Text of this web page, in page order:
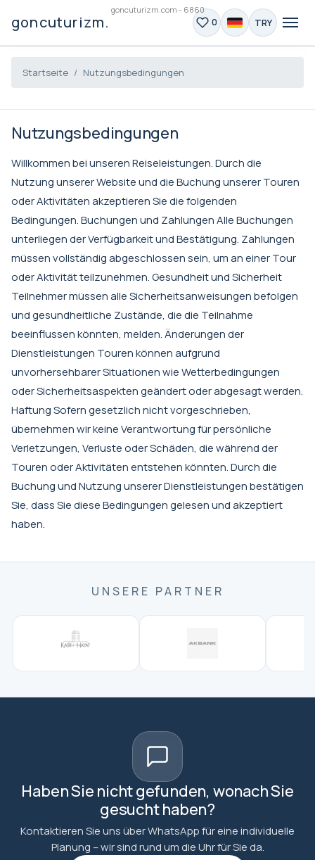
goncuturizm.com - 6860
goncuturizm.com 0 TRY
Startseite Nutzungsbedingungen
Nutzungsbedingungen
Willkommen bei unseren Reiseleistungen. Durch die
Nutzung unserer Website und die Buchung unserer Touren
oder Aktivitäten akzeptieren Sie die folgenden
Bedingungen. Buchungen und Zahlungen Alle Buchungen
unterliegen der Verfügbarkeit und Bestätigung. Zahlungen
müssen vollständig abgeschlossen sein, um an einer Tour
oder Aktivität teilzunehmen. Gesundheit und Sicherheit
Teilnehmer müssen alle Sicherheitsanweisungen befolgen
und gesundheitliche Zustände, die die Teilnahme
beeinflussen könnten, melden. Änderungen der
Dienstleistungen Touren können aufgrund
unvorhersehbarer Situationen wie Wetterbedingungen
oder Sicherheitsaspekten geändert oder abgesagt werden.
Haftung Sofern gesetzlich nicht vorgeschrieben,
übernehmen wir keine Verantwortung für persönliche
Verletzungen, Verluste oder Schäden, die während der
Touren oder Aktivitäten entstehen könnten. Durch die
Buchung und Nutzung unserer Dienstleistungen bestätigen
Sie, dass Sie diese Bedingungen gelesen und akzeptiert
haben.
UNSERE PARTNER
Haben Sie nicht gefunden, wonach Sie
gesucht haben?
Kontaktieren Sie uns über WhatsApp für eine individuelle
Planung – wir sind rund um die Uhr für Sie da.